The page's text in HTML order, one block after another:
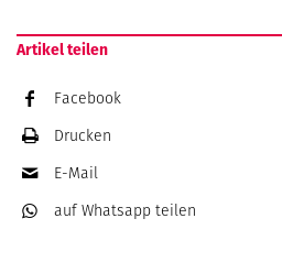
Artikel teilen
Facebook
Drucken
E-Mail
auf Whatsapp teilen